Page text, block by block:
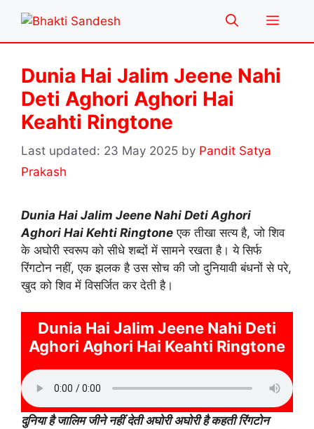
content
Menu
Dunia Hai Jalim Jeene Nahi
Deti Aghori Aghori Hai
Keahti Ringtone
23 May 2025 by Pandit Satya
Prakash
Dunia Hai Jalim Jeene Nahi Deti Aghori
Aghori Hai Kehti Ringtone एक तीखा सत्य है, जो शिव
के अघोरी स्वरूप को सीधे शब्दों में सामने रखता है। ये सिर्फ
रिंगटोन नहीं, एक झलक है उस सोच की जो दुनियावी बंधनों से परे,
खुद को शिव में विसर्जित कर देती है।
Dunia Hai Jalim Jeene Nahi Deti
Aghori Aghori Hai Keahti Ringtone
दुनिया है जालिम जीने नहीं देती अघोरी अघोरी है कहती रिंगटोन